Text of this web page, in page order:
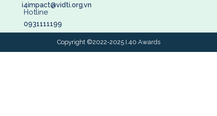
i4impact@vidti.org.vn
Hotline
0931111199
Copyright ©2022-2025 I.40 Awards